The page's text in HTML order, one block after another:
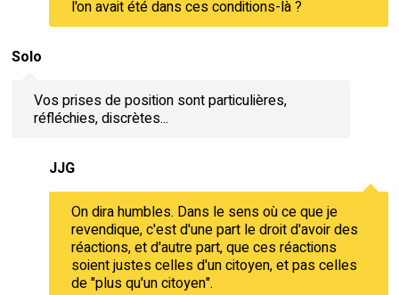
l'on avait été dans ces conditions-là ?
Solo
Vos prises de position sont particulières,
réfléchies, discrètes...
JJG
On dira humbles. Dans le sens où ce que je
revendique, c'est d'une part le droit d'avoir des
réactions, et d'autre part, que ces réactions
soient justes celles d'un citoyen, et pas celles
de "plus qu'un citoyen".